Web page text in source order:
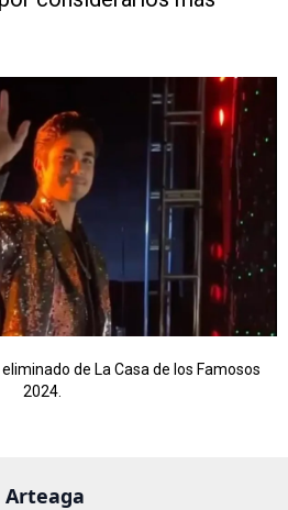
de La Casa de los Famosos
2024.
Arteaga